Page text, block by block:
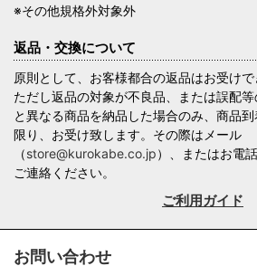
※その他規格外対象外
返品・交換について
原則として、お客様都合の返品はお受けで
ただし返品の対象が不良品、または誤配
と異なる商品を納品した場合のみ、商品
限り、お受け致します。その際はメール
（store@kurokabe.co.jp）、またはお電
ご連絡ください。
ご利用ガイド
お問い合わせ